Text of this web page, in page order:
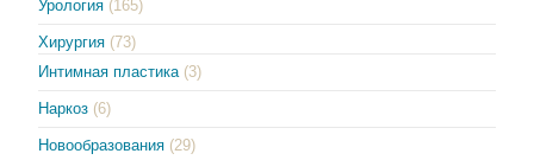
Урология (165)
Хирургия (73)
Интимная пластика (3)
Наркоз (6)
Новообразования (29)